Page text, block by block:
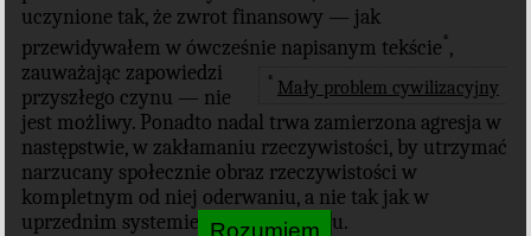
uczynione tak, że zwrot finansowy — jak
przewidywałem w ówcześnie napisanym tekście*
* Mały problem cywilizacyjny
,
zauważając zapowiedzi
przyszłego czynu — nie
jest możliwy. Ponadto nadal trwa zamierzona agresja w
następstwie, w zakłamaniu rzeczywistości, by utrzymać
narzucany społecznie obraz rzeczywistości w
kompletnym od niej oderwaniu, a nie tak jak w
uprzednim systemie – w odwróceniu.